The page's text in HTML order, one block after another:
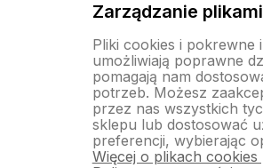
Zarządzanie
Pliki cookies i pokrewne
umożliwiają poprawne
pomagają nam
potrzeb. Możesz
przez nas wszystkich
sklepu lub dostosować
preferencji, wybierając
Więcej o plikach